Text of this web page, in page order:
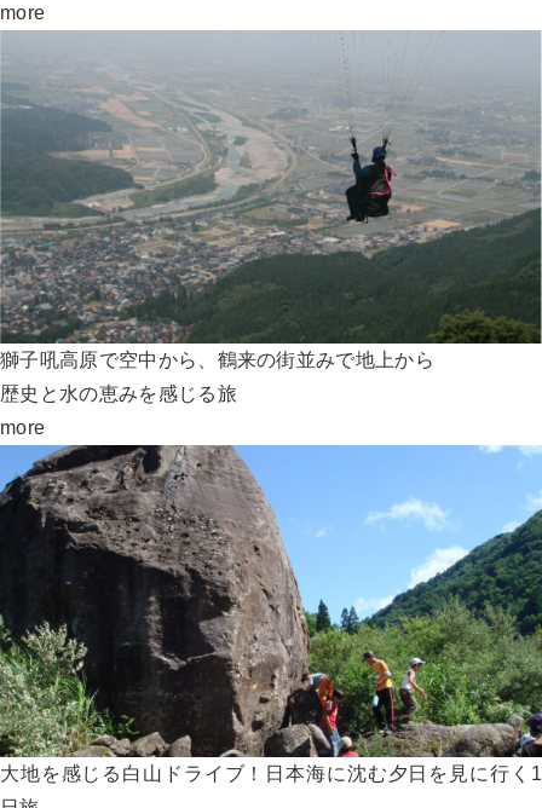
more
獅子吼高原で空中から、鶴来の街並みで地上から
歴史と水の恵みを感じる旅
more
大地を感じる白山ドライブ！日本海に沈む夕日を見に行く1